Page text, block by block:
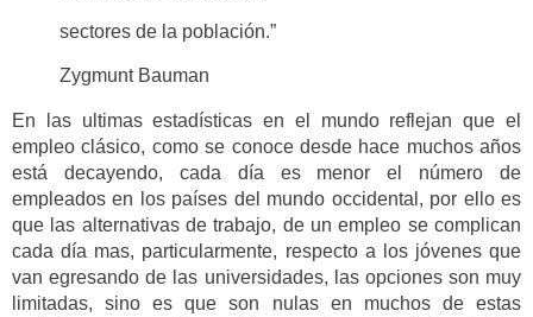
sectores de la población.”
Zygmunt Bauman
En las ultimas estadísticas en el mundo reflejan que el
empleo clásico, como se conoce desde hace muchos años
está decayendo, cada día es menor el número de
empleados en los países del mundo occidental, por ello es
que las alternativas de trabajo, de un empleo se complican
cada día mas, particularmente, respecto a los jóvenes que
van egresando de las universidades, las opciones son muy
limitadas, sino es que son nulas en muchos de estas